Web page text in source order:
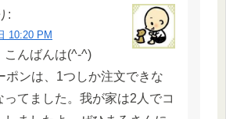
:
10:20 PM
こんばんは(^-^)
ポンは、1つしか注文できな
ってました。我が家は2人でコ